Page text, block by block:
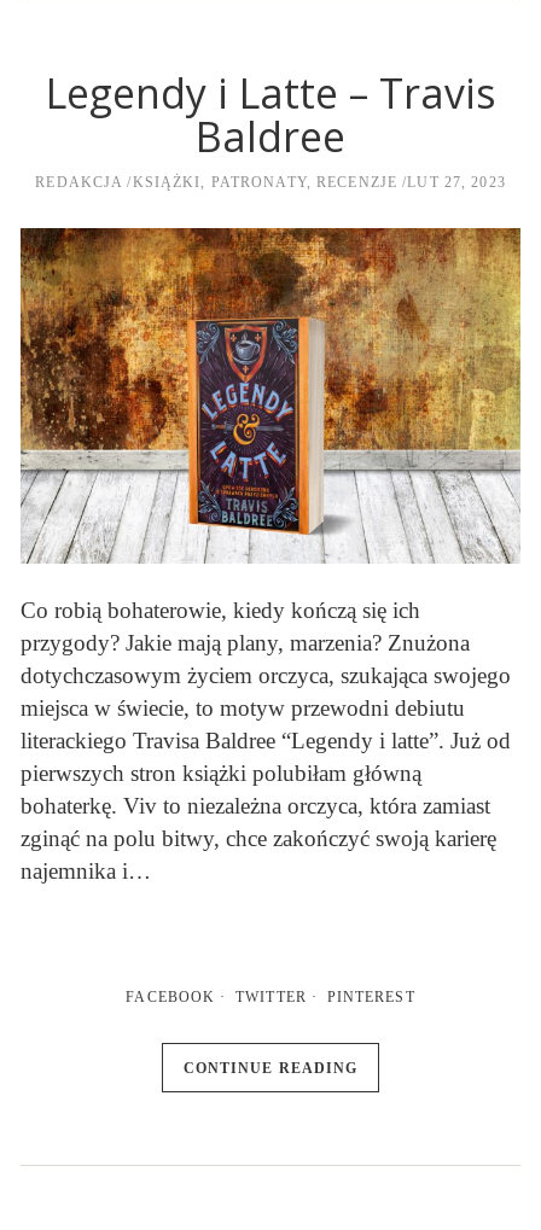
Legendy i Latte – Travis
Baldree
REDAKCJA KSIĄŻKI PATRONATY, RECENZJE LUT 27, 2023
Co robią bohaterowie, kiedy kończą się ich
przygody? Jakie mają plany, marzenia? Znużona
dotychczasowym życiem orczyca, szukająca swojego
miejsca w świecie, to motyw przewodni debiutu
literackiego Travisa Baldree “Legendy i latte”. Już od
pierwszych stron książki polubiłam główną
bohaterkę. Viv to niezależna orczyca, która zamiast
zginąć na polu bitwy, chce zakończyć swoją karierę
najemnika i…
FACEBOOK TWITTER PINTEREST
CONTINUE READING